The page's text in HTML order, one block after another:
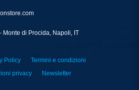
Monte di Procida, Napoli, IT
Policy
Termini e condizioni
privacy Newsletter